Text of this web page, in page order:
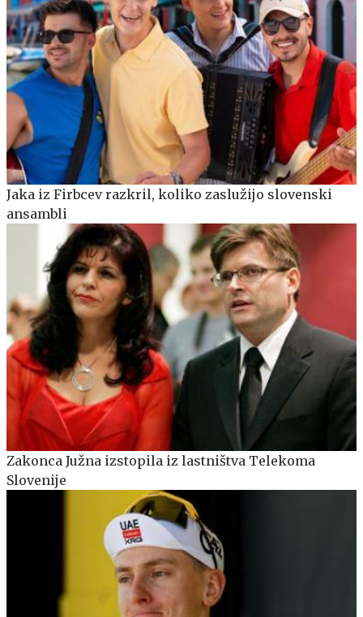
Jaka iz Firbcev razkril, koliko zaslužijo slovenski
ansambli
Zakonca Južna izstopila iz lastništva Telekoma
Slovenije